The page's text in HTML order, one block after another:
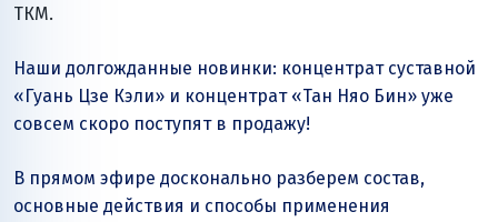
ТКМ.
Наши долгожданные новинки: концентрат суставной
«Гуань Цзе Кэли» и концентрат «Тан Няо Бин» уже
совсем скоро поступят в продажу!
В прямом эфире досконально разберем состав,
основные действия и способы применения